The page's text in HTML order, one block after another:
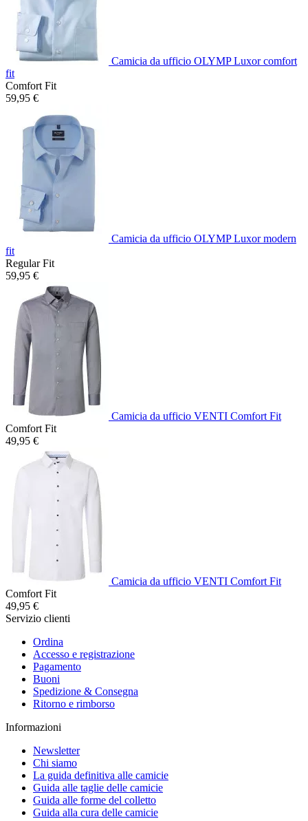
Camicia da ufficio OLYMP Luxor comfort
fit
Comfort Fit
59,95 €
Camicia da ufficio OLYMP Luxor modern
fit
Regular Fit
59,95 €
Camicia da ufficio VENTI Comfort Fit
Comfort Fit
49,95 €
Camicia da ufficio VENTI Comfort Fit
Comfort Fit
49,95 €
Servizio clienti
Ordina
Accesso e registrazione
Pagamento
Buoni
Spedizione & Consegna
Ritorno e rimborso
Informazioni
Newsletter
Chi siamo
La guida definitiva alle camicie
Guida alle taglie delle camicie
Guida alle forme del colletto
Guida alla cura delle camicie